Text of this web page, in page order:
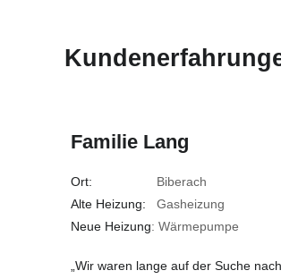
Familie Lang
Ort: Biberach
Alte Heizung: Gasheizung
Neue Heizung: Wärmepumpe
„Wir waren lange auf der Suche